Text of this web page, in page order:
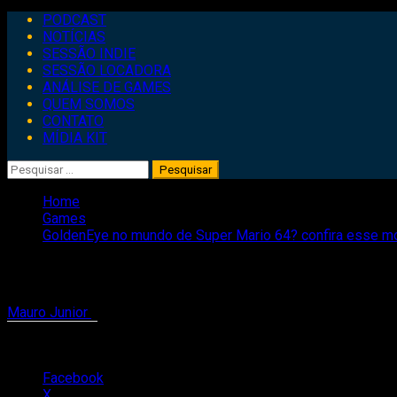
Primary
Menu
PODCAST
NOTÍCIAS
SESSÃO INDIE
SESSÃO LOCADORA
ANÁLISE DE GAMES
QUEM SOMOS
CONTATO
MÍDIA KIT
Pesquisar
por:
Home
Games
GoldenEye no mundo de Super Mario 64? confira esse
Mauro Junior
Facebook